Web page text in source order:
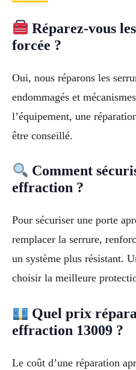
Réparez-vous
forcée ?
Oui, nous réparons les
endommagés et
l’équipement, une
être conseillé.
Comment
effraction ?
Pour sécuriser une porte
remplacer la serrure,
un système plus résistant.
choisir la meilleure
Quel prix
effraction 13009 ?
Le coût d’une réparation